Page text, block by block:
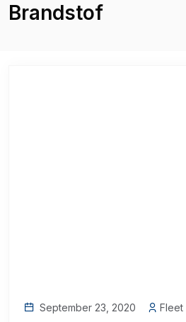
Brandstof
September 23, 2020 Fleet